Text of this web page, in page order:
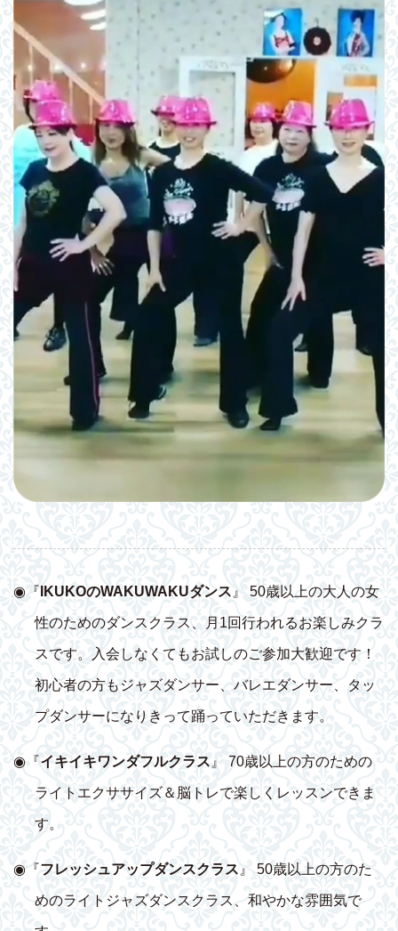
◉『 IKUKOのWAKUWAKUダンス 』 50歳以上の大人の女
性のためのダンスクラス、月1回行われるお楽しみクラ
スです。入会しなくてもお試しのご参加大歓迎です！
初心者の方もジャズダンサー、バレエダンサー、タッ
プダンサーになりきって踊っていただきます。
◉『イキイキワンダフルクラス 』 70歳以上の方のための
ライトエクササイズ＆脳トレで楽しくレッスンできま
す。
◉『フレッシュアップダンスクラス』 50歳以上の方のた
めのライトジャズダンスクラス、和やかな雰囲気で